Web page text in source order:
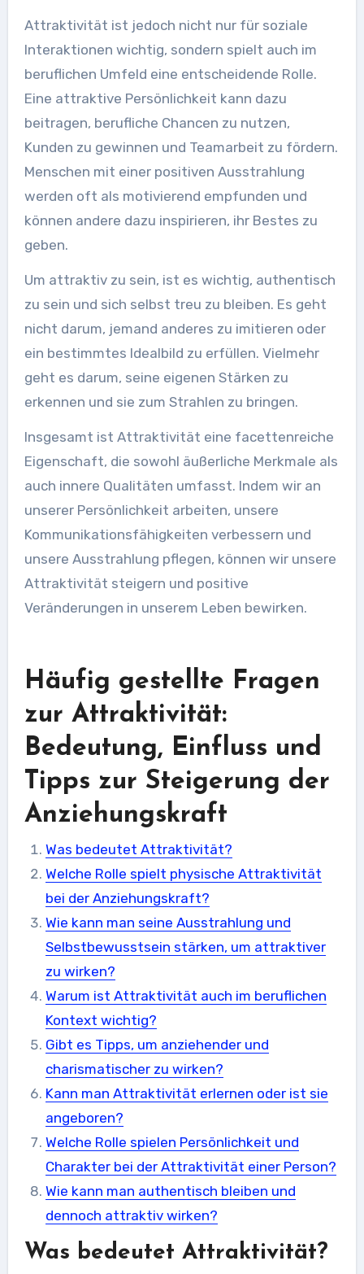
Attraktivität ist jedoch nicht nur für soziale
Interaktionen wichtig, sondern spielt auch im
beruflichen Umfeld eine entscheidende Rolle.
Eine attraktive Persönlichkeit kann dazu
beitragen, berufliche Chancen zu nutzen,
Kunden zu gewinnen und Teamarbeit zu fördern.
Menschen mit einer positiven Ausstrahlung
werden oft als motivierend empfunden und
können andere dazu inspirieren, ihr Bestes zu
geben.
Um attraktiv zu sein, ist es wichtig, authentisch
zu sein und sich selbst treu zu bleiben. Es geht
nicht darum, jemand anderes zu imitieren oder
ein bestimmtes Idealbild zu erfüllen. Vielmehr
geht es darum, seine eigenen Stärken zu
erkennen und sie zum Strahlen zu bringen.
Insgesamt ist Attraktivität eine facettenreiche
Eigenschaft, die sowohl äußerliche Merkmale als
auch innere Qualitäten umfasst. Indem wir an
unserer Persönlichkeit arbeiten, unsere
Kommunikationsfähigkeiten verbessern und
unsere Ausstrahlung pflegen, können wir unsere
Attraktivität steigern und positive
Veränderungen in unserem Leben bewirken.
Häufig gestellte Fragen
zur Attraktivität:
Bedeutung, Einfluss und
Tipps zur Steigerung der
Anziehungskraft
Was bedeutet Attraktivität?
Welche Rolle spielt physische Attraktivität
bei der Anziehungskraft?
Wie kann man seine Ausstrahlung und
Selbstbewusstsein stärken, um attraktiver
zu wirken?
Warum ist Attraktivität auch im beruflichen
Kontext wichtig?
Gibt es Tipps, um anziehender und
charismatischer zu wirken?
Kann man Attraktivität erlernen oder ist sie
angeboren?
Welche Rolle spielen Persönlichkeit und
Charakter bei der Attraktivität einer Person?
Wie kann man authentisch bleiben und
dennoch attraktiv wirken?
Was bedeutet Attraktivität?